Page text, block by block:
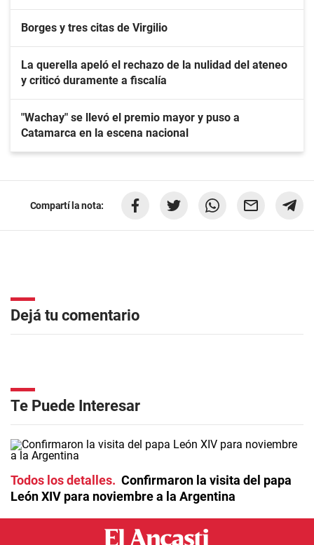
Borges y tres citas de Virgilio
La querella apeló el rechazo de la nulidad del ateneo
y criticó duramente a fiscalía
"Wachay" se llevó el premio mayor y puso a
Catamarca en la escena nacional
Compartí la nota:
Dejá tu comentario
Te Puede Interesar
Todos los detalles
Confirmaron la visita del papa
León XIV para noviembre a la Argentina